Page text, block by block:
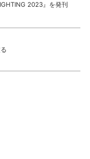
2023』を発刊